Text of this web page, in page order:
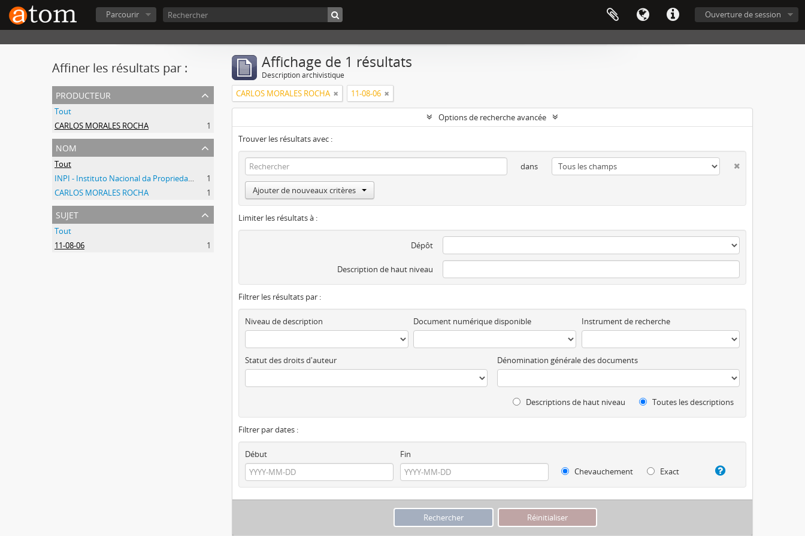
Ouverture de session
Parcourir
Affiner les résultats par :
producteur
Tout
CARLOS MORALES ROCHA
1
nom
Tout
INPI - Instituto Nacional da Propriedade Industrial
1
CARLOS MORALES ROCHA
1
sujet
Tout
11-08-06
1
Affichage de 1 résultats
Description archivistique
CARLOS MORALES ROCHA 11-08-06
Options de recherche avancée
Trouver les résultats avec :
dans
Ajouter de nouveaux critères
Limiter les résultats à :
Dépôt
Description de haut niveau
Filtrer les résultats par :
Niveau de description Document numérique disponible Instrument de recherche
Statut des droits d'auteur Dénomination générale des documents
Descriptions de haut niveau Toutes les descriptions
Filtrer par dates :
Début
Fin
Chevauchement
Exact